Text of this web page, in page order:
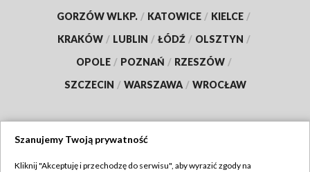
GORZÓW WLKP. / KATOWICE / KIELCE /
KRAKÓW / LUBLIN / ŁÓDŹ / OLSZTYN /
OPOLE / POZNAŃ / RZESZÓW /
SZCZECIN / WARSZAWA / WROCŁAW
Szanujemy Twoją prywatność
Kliknij "Akceptuję i przechodzę do serwisu", aby wyrazić zgody na